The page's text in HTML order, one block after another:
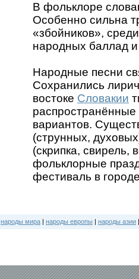
В фольклоре
Особенно сильна
«збойников»,
народных баллад и
Народные песни
Сохранились
востоке Словакии
вариантов.
(струнных,
(скрипка,
фольклорные
фестиваль в
народы мира | народы европы | народы азии